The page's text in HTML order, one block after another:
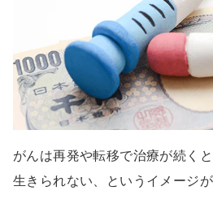
がんは再発や転移で治療が続く
生きられない、というイメージ